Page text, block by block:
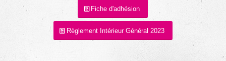
Fiche d'adhésion
Règlement Intérieur Général 2023